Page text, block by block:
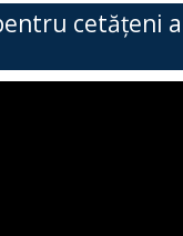
cetățeni